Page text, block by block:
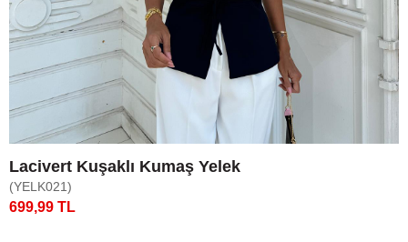
Lacivert Kuşaklı Kumaş Yelek
(YELK021)
699,99 TL